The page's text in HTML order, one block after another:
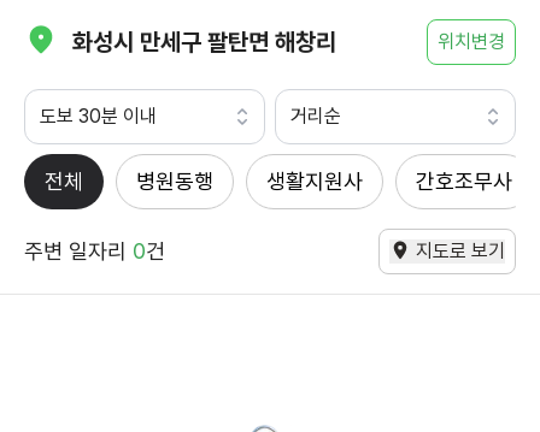
화성시 만세구 팔탄면 해창리 위치변경
도보 30분 이내 거리순
전체 병원동행 생활지원사 간호조무사
주변 일자리 0건 지도로 보기